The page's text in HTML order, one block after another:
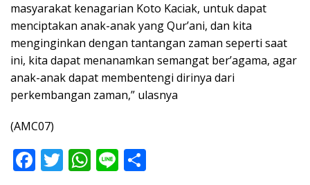
masyarakat kenagarian Koto Kaciak, untuk dapat
menciptakan anak-anak yang Qur’ani, dan kita
menginginkan dengan tantangan zaman seperti saat
ini, kita dapat menanamkan semangat ber’agama, agar
anak-anak dapat membentengi dirinya dari
perkembangan zaman,” ulasnya
(AMC07)
F T W Li